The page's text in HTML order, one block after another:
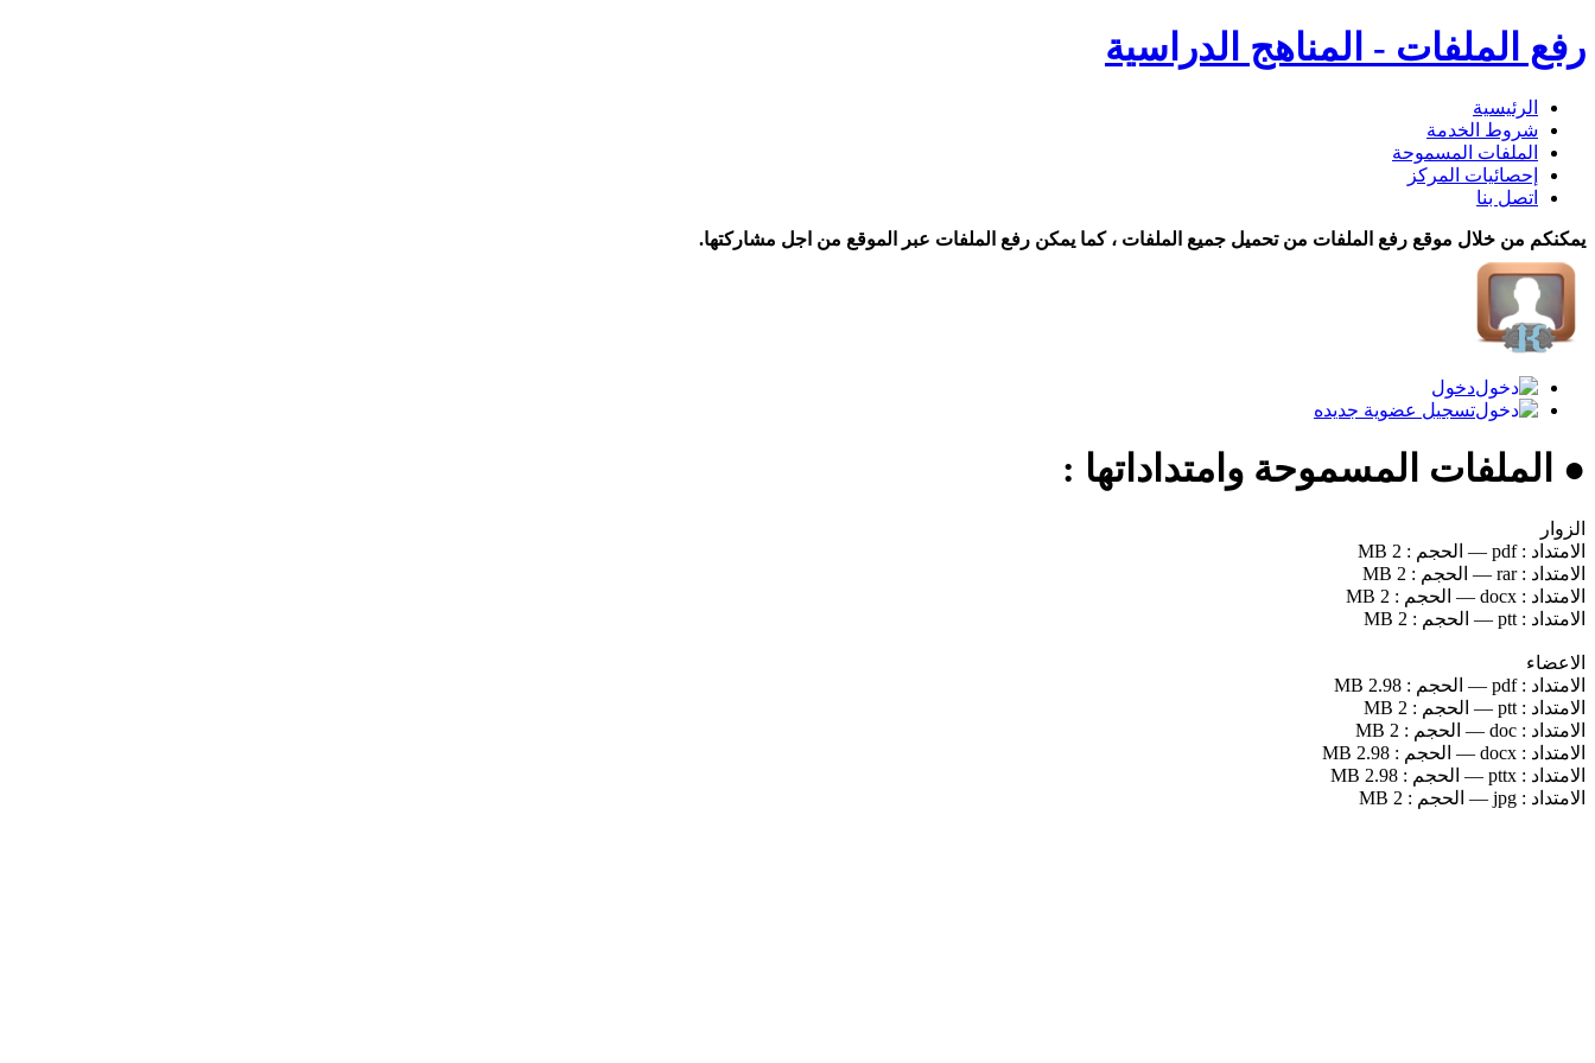
رفع الملفات - المناهج الدراسية
الرئيسية
شروط الخدمة
الملفات المسموحة
إحصائيات المركز
اتصل بنا
يمكنكم من خلال موقع رفع الملفات من تحميل جميع الملفات ، كما يمكن رفع الملفات عبر الموقع من اجل مشاركتها.
دخول
تسجيل عضوية جديده
● الملفات المسموحة وامتداداتها :
الزوار
الامتداد :pdf
— الحجم : 2 MB
الامتداد :rar
— الحجم : 2 MB
الامتداد : docx
— الحجم : 2 MB
الامتداد : ptt
— الحجم : 2 MB
الاعضاء
الامتداد :pdf
— الحجم : 2.98 MB
الامتداد : ptt
— الحجم : 2 MB
الامتداد : doc
— الحجم : 2 MB
الامتداد : docx
— الحجم : 2.98 MB
الامتداد : pttx
— الحجم : 2.98 MB
الامتداد : jpg
— الحجم : 2 MB